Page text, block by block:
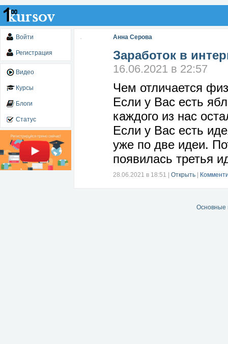
Войти
Регистрация
Видео
Курсы
Блоги
Статус
Анна Серова
Заработок в
16.06.2021 в 22:57
Чем отличается
Если у Вас есть
каждого из нас
Если у Вас есть
уже по две идеи.
появилась третья
28.06.2021 в 18:51 Открыть
Основные